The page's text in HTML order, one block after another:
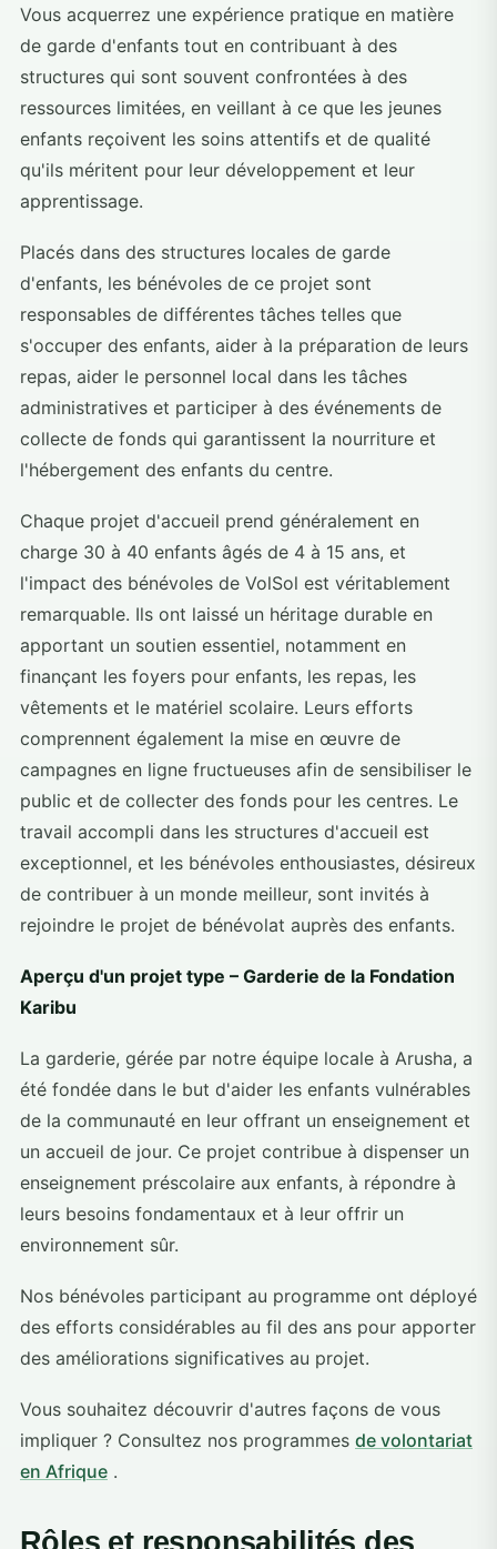
Vous acquerrez une expérience pratique en matière
de garde d'enfants tout en contribuant à des
structures qui sont souvent confrontées à des
ressources limitées, en veillant à ce que les jeunes
enfants reçoivent les soins attentifs et de qualité
qu'ils méritent pour leur développement et leur
apprentissage.
Placés dans des structures locales de garde
d'enfants, les bénévoles de ce projet sont
responsables de différentes tâches telles que
s'occuper des enfants, aider à la préparation de leurs
repas, aider le personnel local dans les tâches
administratives et participer à des événements de
collecte de fonds qui garantissent la nourriture et
l'hébergement des enfants du centre.
Chaque projet d'accueil prend généralement en
charge 30 à 40 enfants âgés de 4 à 15 ans, et
l'impact des bénévoles de VolSol est véritablement
remarquable. Ils ont laissé un héritage durable en
apportant un soutien essentiel, notamment en
finançant les foyers pour enfants, les repas, les
vêtements et le matériel scolaire. Leurs efforts
comprennent également la mise en œuvre de
campagnes en ligne fructueuses afin de sensibiliser le
public et de collecter des fonds pour les centres. Le
travail accompli dans les structures d'accueil est
exceptionnel, et les bénévoles enthousiastes, désireux
de contribuer à un monde meilleur, sont invités à
rejoindre le projet de bénévolat auprès des enfants.
Aperçu d'un projet type – Garderie de la Fondation
Karibu
La garderie, gérée par notre équipe locale à Arusha, a
été fondée dans le but d'aider les enfants vulnérables
de la communauté en leur offrant un enseignement et
un accueil de jour. Ce projet contribue à dispenser un
enseignement préscolaire aux enfants, à répondre à
leurs besoins fondamentaux et à leur offrir un
environnement sûr.
Nos bénévoles participant au programme ont déployé
des efforts considérables au fil des ans pour apporter
des améliorations significatives au projet.
Vous souhaitez découvrir d'autres façons de vous
impliquer ? Consultez nos programmes de volontariat
en Afrique .
Rôles et responsabilités des